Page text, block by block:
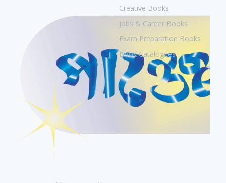
Creative Books
Jobs & Career Books
Exam Preparation Books
Book Catalogues